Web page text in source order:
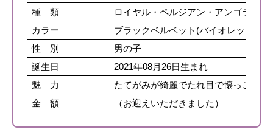
種 類
ロイヤル・ペルジアン・アンゴラ
カラー
ブラックベルベット(バイオレットキ
性 別
男の子
誕生日
2021年08月26日生まれ
魅 力
たてがみが綺麗でたれ目で懐っこい男
金 額
（お迎えいただきました）